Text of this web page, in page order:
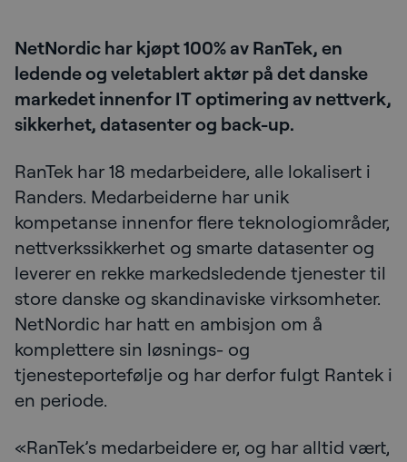
NetNordic har kjøpt 100% av RanTek, en
ledende og veletablert aktør på det danske
markedet innenfor IT optimering av nettverk,
sikkerhet, datasenter og back-up.
RanTek har 18 medarbeidere, alle lokalisert i
Randers. Medarbeiderne har unik
kompetanse innenfor flere teknologiområder,
nettverkssikkerhet og smarte datasenter og
leverer en rekke markedsledende tjenester til
store danske og skandinaviske virksomheter.
NetNordic har hatt en ambisjon om å
komplettere sin løsnings- og
tjenesteportefølje og har derfor fulgt Rantek i
en periode.
«RanTek’s medarbeidere er, og har alltid vært,